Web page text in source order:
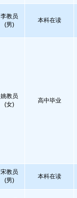
李教员
(男)
本科在读
姚教员
(女)
高中毕业
宋教员
(男)
本科在读